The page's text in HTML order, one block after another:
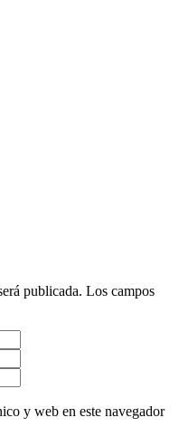
publicada. Los campos
y web en este navegador